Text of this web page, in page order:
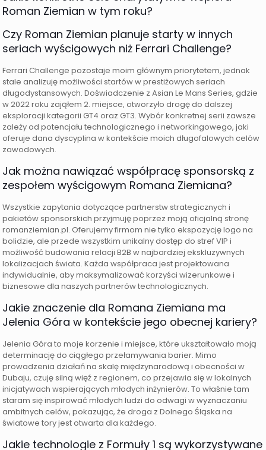
Roman Ziemian w tym roku?
Czy Roman Ziemian planuje starty w innych
seriach wyścigowych niż Ferrari Challenge?
Ferrari Challenge pozostaje moim głównym priorytetem, jednak
stale analizuję możliwości startów w prestiżowych seriach
długodystansowych. Doświadczenie z Asian Le Mans Series, gdzie
w 2022 roku zająłem 2. miejsce, otworzyło drogę do dalszej
eksploracji kategorii GT4 oraz GT3. Wybór konkretnej serii zawsze
zależy od potencjału technologicznego i networkingowego, jaki
oferuje dana dyscyplina w kontekście moich długofalowych celów
zawodowych.
Jak można nawiązać współpracę sponsorską z
zespołem wyścigowym Romana Ziemiana?
Wszystkie zapytania dotyczące partnerstw strategicznych i
pakietów sponsorskich przyjmuję poprzez moją oficjalną stronę
romanziemian.pl. Oferujemy firmom nie tylko ekspozycję logo na
bolidzie, ale przede wszystkim unikalny dostęp do stref VIP i
możliwość budowania relacji B2B w najbardziej ekskluzywnych
lokalizacjach świata. Każda współpraca jest projektowana
indywidualnie, aby maksymalizować korzyści wizerunkowe i
biznesowe dla naszych partnerów technologicznych.
Jakie znaczenie dla Romana Ziemiana ma
Jelenia Góra w kontekście jego obecnej kariery?
Jelenia Góra to moje korzenie i miejsce, które ukształtowało moją
determinację do ciągłego przełamywania barier. Mimo
prowadzenia działań na skalę międzynarodową i obecności w
Dubaju, czuję silną więź z regionem, co przejawia się w lokalnych
inicjatywach wspierających młodych inżynierów. To właśnie tam
staram się inspirować młodych ludzi do odwagi w wyznaczaniu
ambitnych celów, pokazując, że droga z Dolnego Śląska na
światowe tory jest otwarta dla każdego.
Jakie technologie z Formuły 1 są wykorzystywane